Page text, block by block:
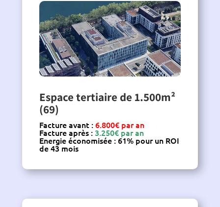
Espace tertiaire de 1.500m²
(69)
Facture avant :6.800€ par an
Facture après :3.250€ par an
Energie économisée : 61% pour un ROI
de 43 mois